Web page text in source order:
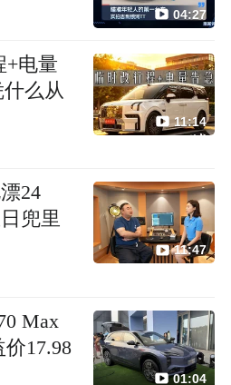
04:27
+电量
么从
11:14
24
兜里
11:47
Max
17.98
01:04